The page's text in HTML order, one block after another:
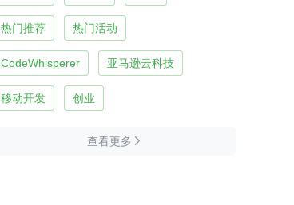
热门推荐 热门活动
CodeWhisperer 亚马逊云科技
移动开发 创业
查看更多 